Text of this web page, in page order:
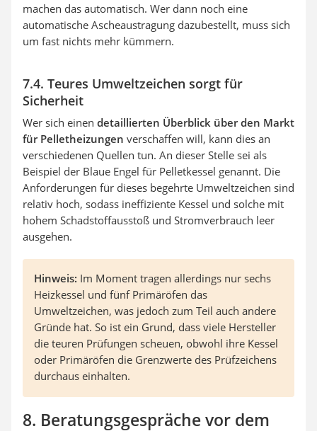
machen das automatisch. Wer dann noch eine
automatische Ascheaustragung dazubestellt, muss sich
um fast nichts mehr kümmern.
7.4. Teures Umweltzeichen sorgt für
Sicherheit
Wer sich einen detaillierten Überblick über den Markt
für Pelletheizungen verschaffen will, kann dies an
verschiedenen Quellen tun. An dieser Stelle sei als
Beispiel der Blaue Engel für Pelletkessel genannt. Die
Anforderungen für dieses begehrte Umweltzeichen sind
relativ hoch, sodass ineffiziente Kessel und solche mit
hohem Schadstoffausstoß und Stromverbrauch leer
ausgehen.
Hinweis: Im Moment tragen allerdings nur sechs
Heizkessel und fünf Primäröfen das
Umweltzeichen, was jedoch zum Teil auch andere
Gründe hat. So ist ein Grund, dass viele Hersteller
die teuren Prüfungen scheuen, obwohl ihre Kessel
oder Primäröfen die Grenzwerte des Prüfzeichens
durchaus einhalten.
8. Beratungsgespräche vor dem